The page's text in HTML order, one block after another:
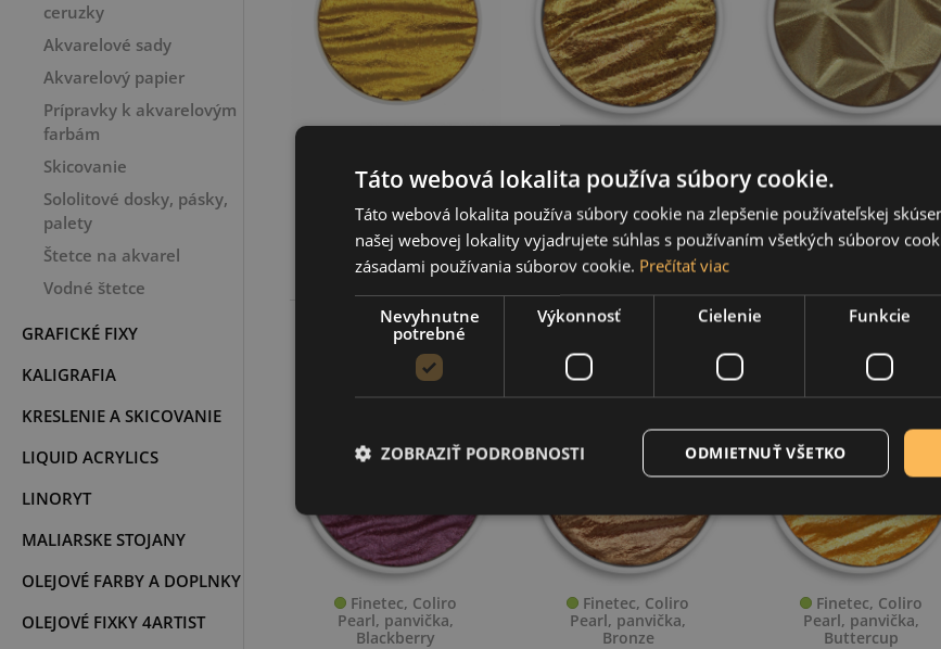
ceruzky
Akvarelové sady
Akvarelový papier
Prípravky k akvarelovým
farbám
Skicovanie
Sololitové dosky, pásky,
palety
Štetce na akvarel
Vodné štetce
GRAFICKÉ FIXY
KALIGRAFIA
KRESLENIE A SKICOVANIE
LIQUID ACRYLICS
LINORYT
MALIARSKE STOJANY
OLEJOVÉ FARBY A DOPLNKY
OLEJOVÉ FIXKY 4ARTIST
Arabic Gold
Aurum
5,35 € 5,35 €
Finetec, Coliro
Pearl, panvička,
Blackberry
Finetec, Coliro
Pearl, panvička,
Bronze
Finetec, Coliro
Pearl, panvička,
Buttercup
Táto webová lokalita používa súbory cookie.
Táto webová lokalita používa súbory cookie na zlepšenie používateľskej
našej webovej lokality vyjadrujete súhlas s používaním všetkých súborov
zásadami používania súborov cookie. Prečítať viac
Nevyhnutne
potrebné
Výkonnosť Cielenie Funkcie
ODMIETNUŤ VŠETKO
ZOBRAZIŤ PODROBNOSTI